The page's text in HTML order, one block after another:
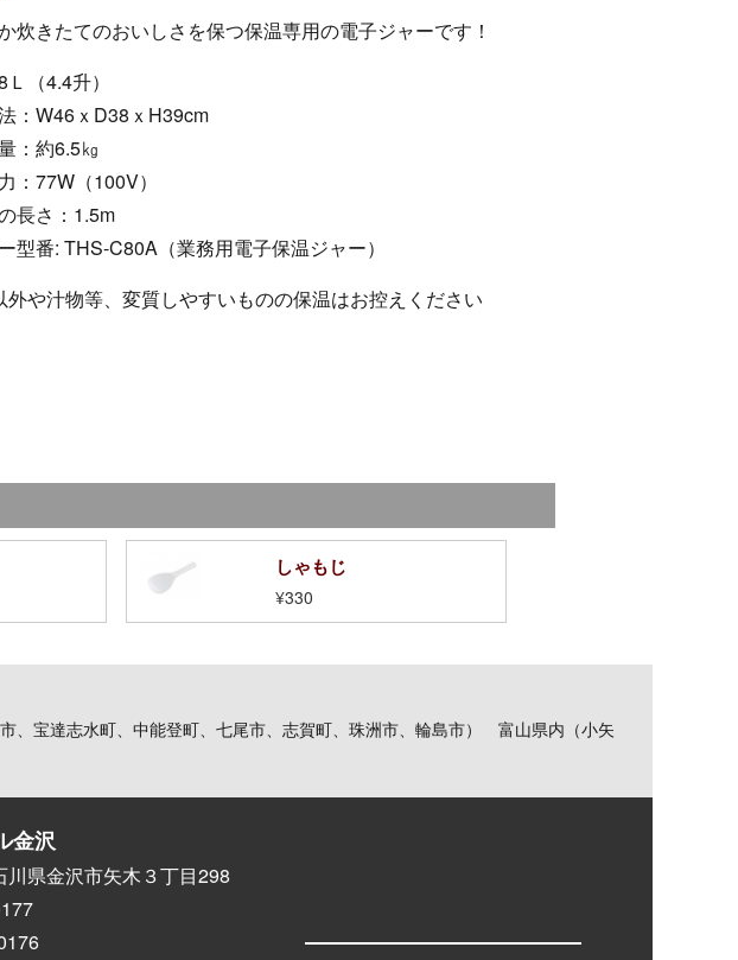
炊きたてのおいしさを保つ保温専用の電子ジャーです！
（4.4升）
：W46ｘD38ｘH39cm
：約6.5㎏
：77W（100V）
長さ：1.5m
型番: THS-C80A（業務用電子保温ジャー）
外や汁物等、変質しやすいものの保温はお控えください
しゃもじ
¥330
、宝達志水町、中能登町、七尾市、志賀町、珠洲市、輪島市） 富山県内（小矢
金沢
川県金沢市矢木３丁目298